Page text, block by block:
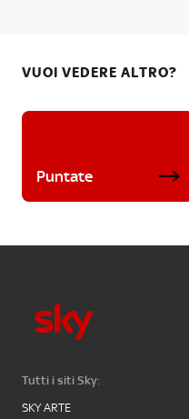
VUOI VEDERE ALTRO?
Puntate
Tutti i siti Sky:
SKY ARTE